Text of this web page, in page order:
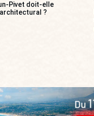
Pivet doit-elle
?